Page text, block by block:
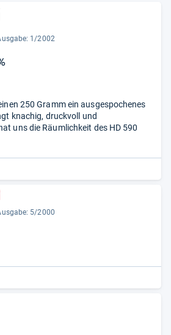
1/2002
250 Gramm ein ausgespochenes
knachig, druckvoll und
uns die Räumlichkeit des HD 590
5/2000